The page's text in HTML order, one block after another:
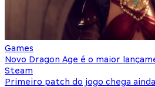
Games
Novo Dragon Age é o maior
Steam
Primeiro patch do jogo chega